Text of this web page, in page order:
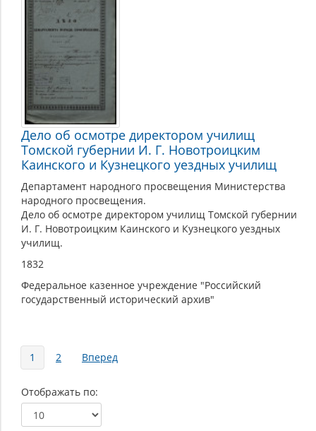
Дело об осмотре директором училищ
Томской губернии И. Г. Новотроицким
Каинского и Кузнецкого уездных училищ
Департамент народного просвещения Министерства
народного просвещения.
Дело об осмотре директором училищ Томской губернии
И. Г. Новотроицким Каинского и Кузнецкого уездных
училищ.
1832
Федеральное казенное учреждение "Российский
государственный исторический архив"
Страницы
1 2 Вперед
Отображать по